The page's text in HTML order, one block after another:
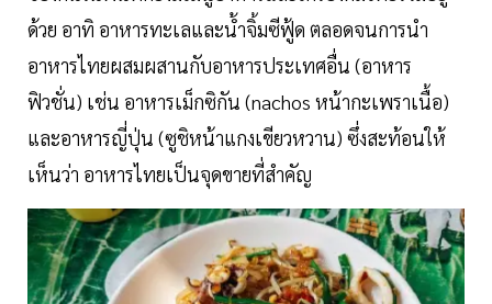
ด้วย อาทิ อาหารทะเลและน้ำจิ้มซีฟู้ด ตลอดจนการนำ
อาหารไทยผสมผสานกับอาหารประเทศอื่น (อาหาร
ฟิวชั่น) เช่น อาหารเม็กซิกัน (nachos หน้ากะเพราเนื้อ)
และอาหารญี่ปุ่น (ซูชิหน้าแกงเขียวหวาน) ซึ่งสะท้อนให้
เห็นว่า อาหารไทยเป็นจุดขายที่สำคัญ